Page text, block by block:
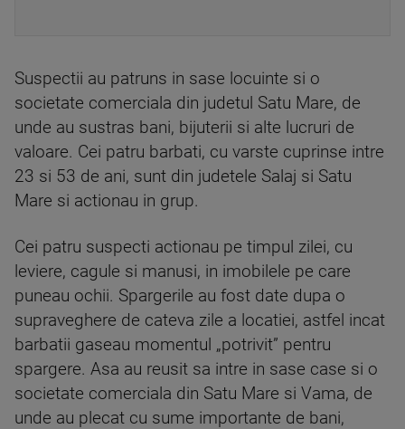
Suspectii au patruns in sase locuinte si o
societate comerciala din judetul Satu Mare, de
unde au sustras bani, bijuterii si alte lucruri de
valoare. Cei patru barbati, cu varste cuprinse intre
23 si 53 de ani, sunt din judetele Salaj si Satu
Mare si actionau in grup.
Cei patru suspecti actionau pe timpul zilei, cu
leviere, cagule si manusi, in imobilele pe care
puneau ochii. Spargerile au fost date dupa o
supraveghere de cateva zile a locatiei, astfel incat
barbatii gaseau momentul „potrivit” pentru
spargere. Asa au reusit sa intre in sase case si o
societate comerciala din Satu Mare si Vama, de
unde au plecat cu sume importante de bani,